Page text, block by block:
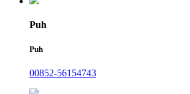
Puh
Puh
00852-56154743